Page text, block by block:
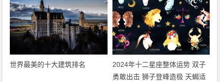
世界最美的十大建筑排名
2024年十二星座整体运势 双子
勇敢出击 狮子登峰造极 天蝎适